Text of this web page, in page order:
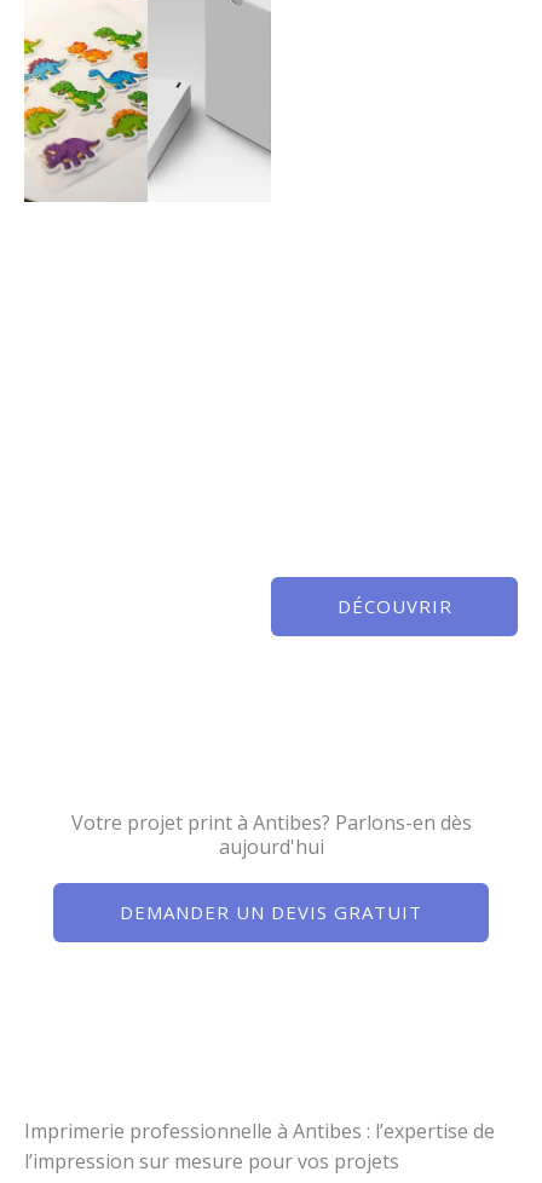
DÉCOUVRIR
Votre projet print à Antibes? Parlons-en dès
aujourd'hui
DEMANDER UN DEVIS GRATUIT
Imprimerie professionnelle à Antibes : l’expertise de
l’impression sur mesure pour vos projets